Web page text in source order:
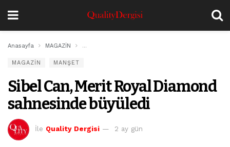
Anasayfa MAGAZİN Sibel Can, Merit Royal Diamond sahnesinde
MAGAZİN MANŞET
Sibel Can, Merit Royal Diamond
sahnesinde büyüledi
İle Quality Dergisi 2 ay gün